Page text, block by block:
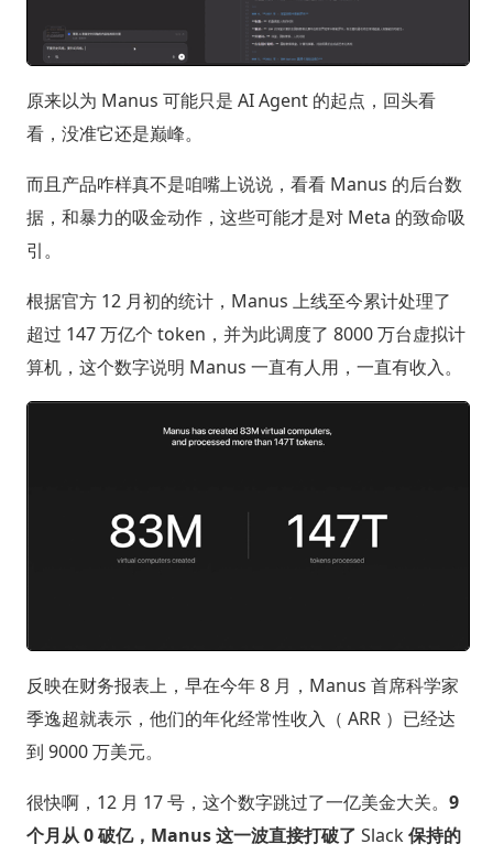
原来以为 Manus 可能只是 AI Agent 的起点，回头看
看，没准它还是巅峰。
而且产品咋样真不是咱嘴上说说，看看 Manus 的后台数
据，和暴力的吸金动作，这些可能才是对 Meta 的致命吸
引。
根据官方 12 月初的统计，Manus 上线至今累计处理了
超过 147 万亿个 token，并为此调度了 8000 万台虚拟计
算机，这个数字说明 Manus 一直有人用，一直有收入。
反映在财务报表上，早在今年 8 月，Manus 首席科学家
季逸超就表示，他们的年化经常性收入（ ARR ）已经达
到 9000 万美元。
很快啊，12 月 17 号，这个数字跳过了一亿美金大关。 9
个月从 0 破亿，Manus 这一波直接打破了 Slack保持的